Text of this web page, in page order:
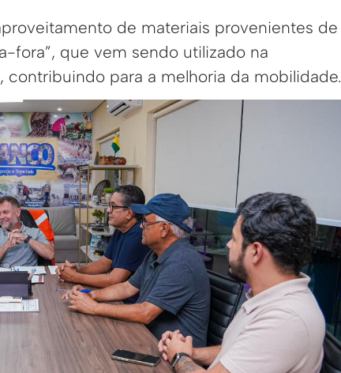
de materiais provenientes de
fora”, que vem sendo utilizado na
contribuindo para a melhoria da mobilidade.